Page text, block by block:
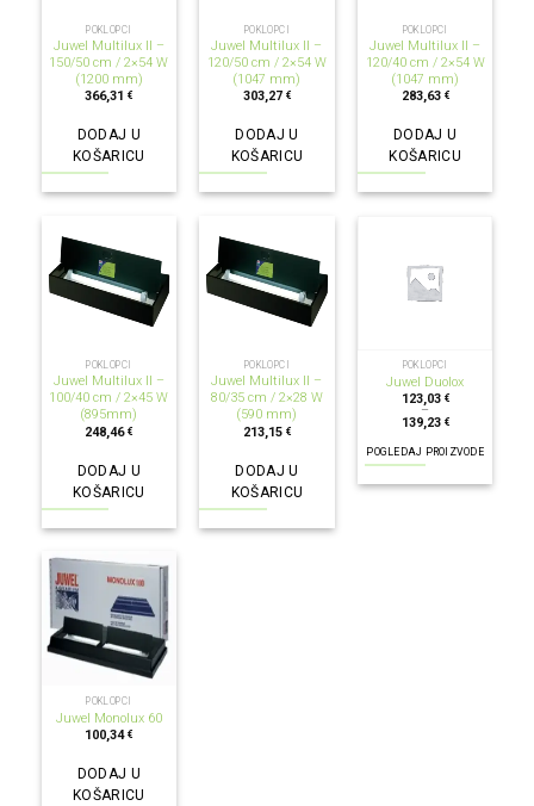
POKLOPCI
Juwel Multilux II –
150/50 cm / 2×54 W
(1200 mm)
366,31€
DODAJ U
KOŠARICU
POKLOPCI
Juwel Multilux II –
120/50 cm / 2×54 W
(1047 mm)
303,27 €
DODAJ U
KOŠARICU
POKLOPCI
Juwel Multilux II –
120/40 cm / 2×54 W
(1047 mm)
283,63 €
DODAJ U
KOŠARICU
POKLOPCI
Juwel Multilux II –
100/40 cm / 2×45 W
(895mm)
248,46€
DODAJ U
KOŠARICU
POKLOPCI
Juwel Multilux II –
80/35 cm / 2×28 W
(590 mm)
213,15 €
DODAJ U
KOŠARICU
POKLOPCI
Juwel Duolox
123,03 €
–
139,23 €
POGLEDAJ PROIZVODE
POKLOPCI
Juwel Monolux 60
100,34€
DODAJ U
KOŠARICU